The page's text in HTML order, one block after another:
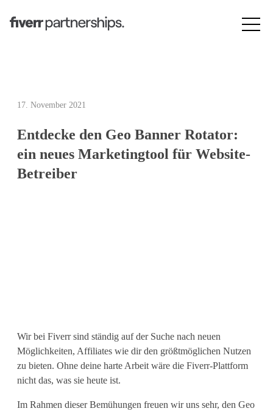
E
t
d
n
G
e
o
17. November 2021
Entdecke den Geo Banner Rotator:
ein neues Marketingtool für Website-
Betreiber
Wir bei Fiverr sind ständig auf der Suche nach neuen
Möglichkeiten, Affiliates wie dir den größtmöglichen Nutzen
zu bieten. Ohne deine harte Arbeit wäre die Fiverr-Plattform
nicht das, was sie heute ist.
Im Rahmen dieser Bemühungen freuen wir uns sehr, den Geo